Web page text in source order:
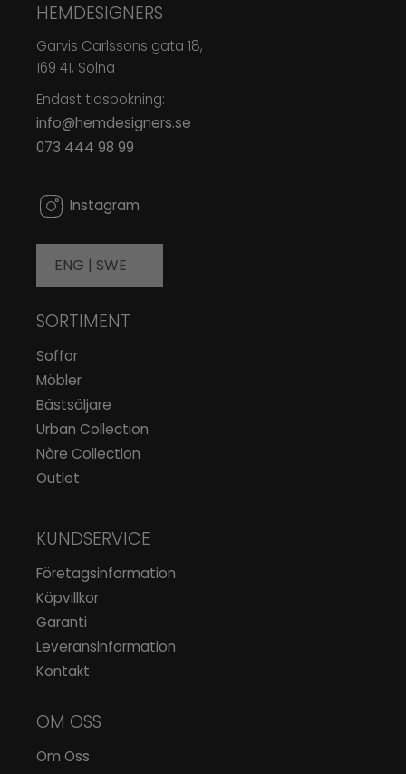
HEMDESIGNERS
Garvis Carlssons gata 18,
169 41, Solna
Endast tidsbokning:
info@hemdesigners.se
073 444 98 99
Instagram
ENG | SWE
SORTIMENT
Soffor
Möbler
Bästsäljare
Urban Collection
Nòre Collection
Outlet
KUNDSERVICE
Företagsinformation
Köpvillkor
Garanti
Leveransinformation
Kontakt
OM OSS
Om Oss